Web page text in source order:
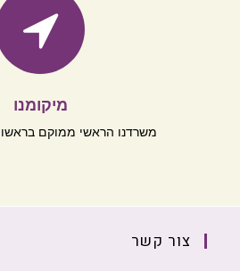
מיקומנו
משרדנו הראשי ממוקם בראשון לציון
צור קשר